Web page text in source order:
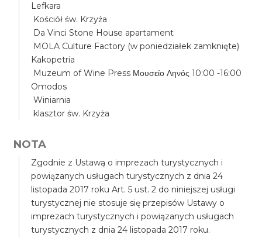
Lefkara
Kościół św. Krzyża
Da Vinci Stone House apartament
MOLA Culture Factory (w poniedziałek zamknięte)
Kakopetria
Muzeum of Wine Press Μουσείο Ληνός 10:00 -16:00
Omodos
Winiarnia
klasztor św. Krzyża
NOTA
Zgodnie z Ustawą o imprezach turystycznych i
powiązanych usługach turystycznych z dnia 24
listopada 2017 roku Art. 5 ust. 2 do niniejszej usługi
turystycznej nie stosuje się przepisów Ustawy o
imprezach turystycznych i powiązanych usługach
turystycznych z dnia 24 listopada 2017 roku.